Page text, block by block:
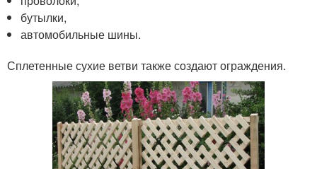
бутылки,
автомобильные шины.
Сплетенные сухие ветви также создают ограждения.